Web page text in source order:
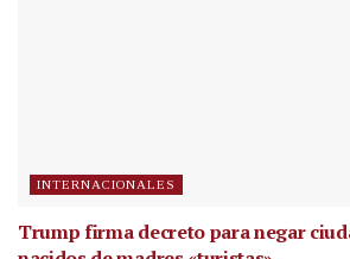
INTERNACIONALES
Trump firma decreto para negar